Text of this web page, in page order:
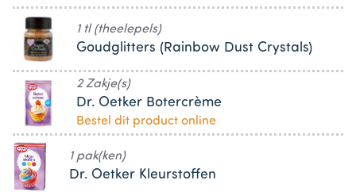
1 tl (theelepels)
Goudglitters (Rainbow Dust Crystals)
2 Zakje(s)
Dr. Oetker Botercrème
Bestel dit product online
1 pak(ken)
Dr. Oetker Kleurstoffen